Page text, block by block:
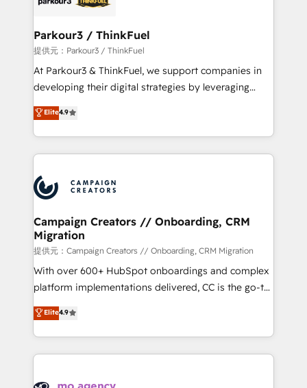
companies scale faster and smarter. 🔹 BOOMS:
Demand generation for all your buyers With BOOMS,
you invest in 100% of your buyers, accelerating your
growth and positioning yourself as an undisputed
transformation process A methodology designed to
implement HubSpot effectively and optimize your
record of business transformation, our growth-first
approach has helped brands dominate their
Parkour3 / ThinkFuel
提供元：Parkour3 / ThinkFuel
At Parkour3 & ThinkFuel, we support companies in
developing their digital strategies by leveraging
technologies and automating their marketing and
sales processes to generate growth. Our offer spans
from Strategy to Operations. We specialize in CRM
onboarding and implementation, web design, sales
extensive experience working with tech companies
and manufacturers since 2002, we are committed to
empowering our clients and developing their
autonomy. Get to grips with HubSpot through
guided implementation and seamless integration of
the CRM platform into your digital ecosystem. Would
you like support in deploying your inbound
to your needs and sales objectives. With 125+
certifications, we are part of the most certified
services are offered in both English & French.
Elite4.9
Campaign Creators // Onboarding, CRM
Migration
提供元：Campaign Creators // Onboarding, CRM Migration
With over 600+ HubSpot onboardings and complex
platform implementations delivered, CC is the go-to
Elite Solutions Partner for businesses ready to
migrate, replatform, and scale smarter. We specialize
in high-impact CRM and CMS migrations and
onboarding from platforms like Salesforce, NetSuite,
Elite4.9